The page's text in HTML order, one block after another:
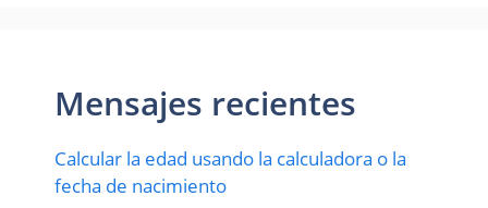
Mensajes recientes
Calcular la edad usando la calculadora o la
fecha de nacimiento